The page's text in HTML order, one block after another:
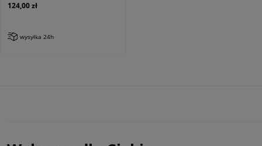
124,00 zł
wysyłka 24h